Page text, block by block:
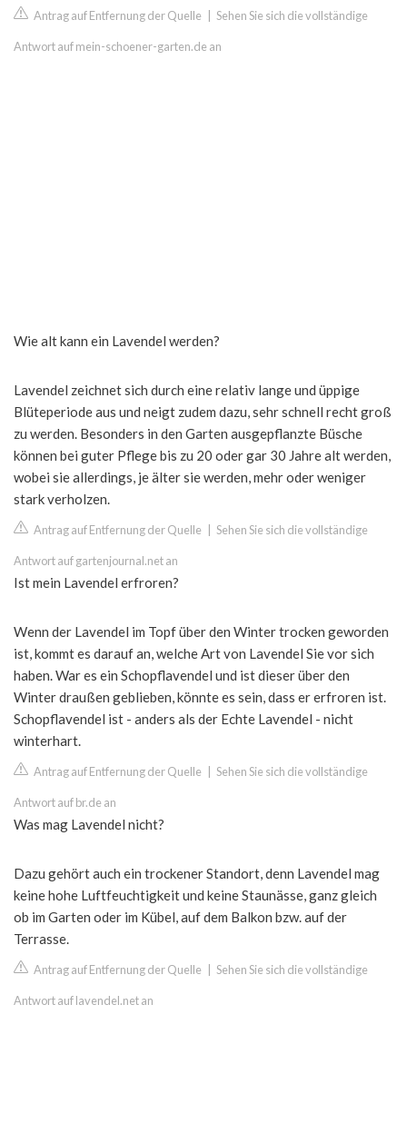
Antrag auf Entfernung der Quelle Sehen Sie sich die vollständige
Antwort auf mein-schoener-garten.de an
Wie alt kann ein Lavendel werden?
Lavendel zeichnet sich durch eine relativ lange und üppige
Blüteperiode aus und neigt zudem dazu, sehr schnell recht groß
zu werden. Besonders in den Garten ausgepflanzte Büsche
können bei guter Pflege bis zu 20 oder gar 30 Jahre alt werden,
wobei sie allerdings, je älter sie werden, mehr oder weniger
stark verholzen.
Antrag auf Entfernung der Quelle Sehen Sie sich die vollständige
Antwort auf gartenjournal.net an
Ist mein Lavendel erfroren?
Wenn der Lavendel im Topf über den Winter trocken geworden
ist, kommt es darauf an, welche Art von Lavendel Sie vor sich
haben. War es ein Schopflavendel und ist dieser über den
Winter draußen geblieben, könnte es sein, dass er erfroren ist.
Schopflavendel ist - anders als der Echte Lavendel - nicht
winterhart.
Antrag auf Entfernung der Quelle Sehen Sie sich die vollständige
Antwort auf br.de an
Was mag Lavendel nicht?
Dazu gehört auch ein trockener Standort, denn Lavendel mag
keine hohe Luftfeuchtigkeit und keine Staunässe, ganz gleich
ob im Garten oder im Kübel, auf dem Balkon bzw. auf der
Terrasse.
Antrag auf Entfernung der Quelle Sehen Sie sich die vollständige
Antwort auf lavendel.net an